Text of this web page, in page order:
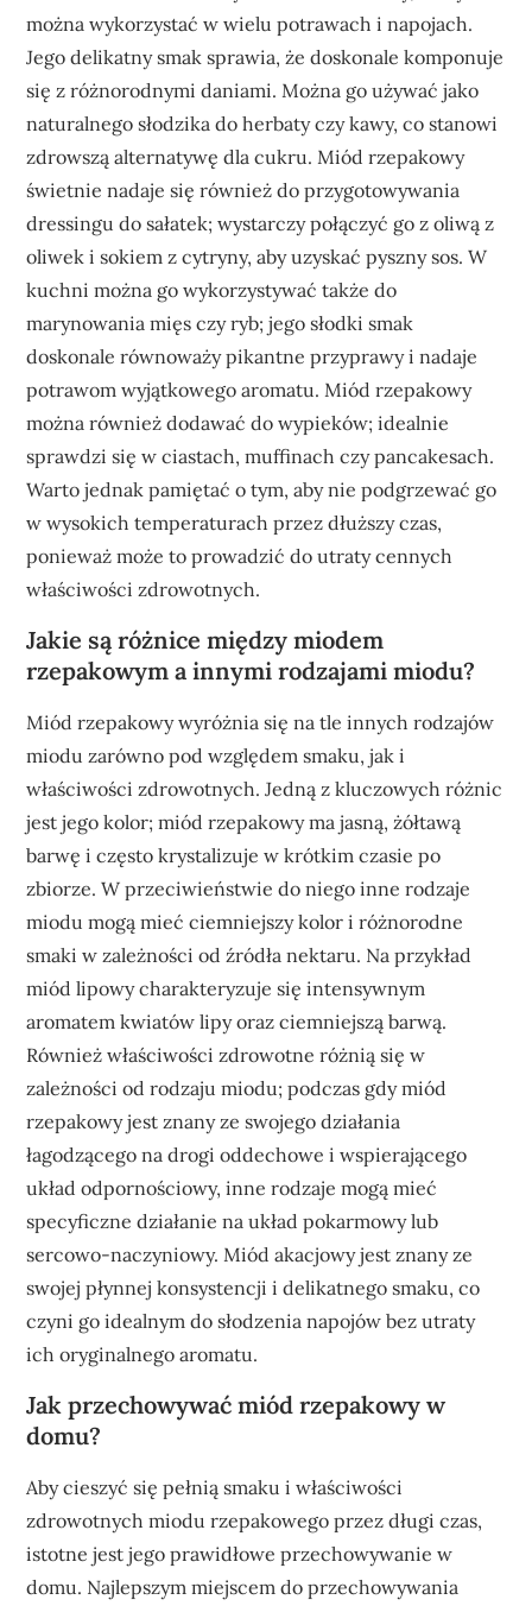
można wykorzystać w wielu potrawach i napojach.
Jego delikatny smak sprawia, że doskonale komponuje
się z różnorodnymi daniami. Można go używać jako
naturalnego słodzika do herbaty czy kawy, co stanowi
zdrowszą alternatywę dla cukru. Miód rzepakowy
świetnie nadaje się również do przygotowywania
dressingu do sałatek; wystarczy połączyć go z oliwą z
oliwek i sokiem z cytryny, aby uzyskać pyszny sos. W
kuchni można go wykorzystywać także do
marynowania mięs czy ryb; jego słodki smak
doskonale równoważy pikantne przyprawy i nadaje
potrawom wyjątkowego aromatu. Miód rzepakowy
można również dodawać do wypieków; idealnie
sprawdzi się w ciastach, muffinach czy pancakesach.
Warto jednak pamiętać o tym, aby nie podgrzewać go
w wysokich temperaturach przez dłuższy czas,
ponieważ może to prowadzić do utraty cennych
właściwości zdrowotnych.
Jakie są różnice między miodem
rzepakowym a innymi rodzajami miodu?
Miód rzepakowy wyróżnia się na tle innych rodzajów
miodu zarówno pod względem smaku, jak i
właściwości zdrowotnych. Jedną z kluczowych różnic
jest jego kolor; miód rzepakowy ma jasną, żółtawą
barwę i często krystalizuje w krótkim czasie po
zbiorze. W przeciwieństwie do niego inne rodzaje
miodu mogą mieć ciemniejszy kolor i różnorodne
smaki w zależności od źródła nektaru. Na przykład
miód lipowy charakteryzuje się intensywnym
aromatem kwiatów lipy oraz ciemniejszą barwą.
Również właściwości zdrowotne różnią się w
zależności od rodzaju miodu; podczas gdy miód
rzepakowy jest znany ze swojego działania
łagodzącego na drogi oddechowe i wspierającego
układ odpornościowy, inne rodzaje mogą mieć
specyficzne działanie na układ pokarmowy lub
sercowo-naczyniowy. Miód akacjowy jest znany ze
swojej płynnej konsystencji i delikatnego smaku, co
czyni go idealnym do słodzenia napojów bez utraty
ich oryginalnego aromatu.
Jak przechowywać miód rzepakowy w
domu?
Aby cieszyć się pełnią smaku i właściwości
zdrowotnych miodu rzepakowego przez długi czas,
istotne jest jego prawidłowe przechowywanie w
domu. Najlepszym miejscem do przechowywania